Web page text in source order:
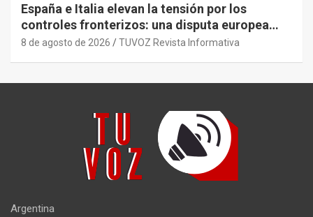
España e Italia elevan la tensión por los
controles fronterizos: una disputa europea
con trasfondo político.
8 de agosto de 2026 TUVOZ Revista Informativa
Argentina